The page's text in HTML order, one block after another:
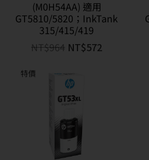
(M0H54AA) 適用
GT5810/5820；InkTank
315/415/419
NT$964 NT$572
特價